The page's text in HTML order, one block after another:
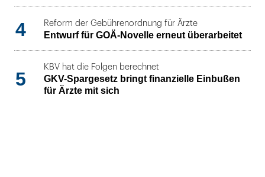
4 Reform der Gebührenordnung für Ärzte
Entwurf für GOÄ-Novelle erneut überarbeitet
5
KBV hat die Folgen berechnet
GKV-Spargesetz bringt finanzielle Einbußen
für Ärzte mit sich